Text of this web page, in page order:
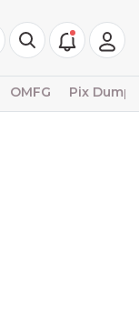
OMFG Pix Dump